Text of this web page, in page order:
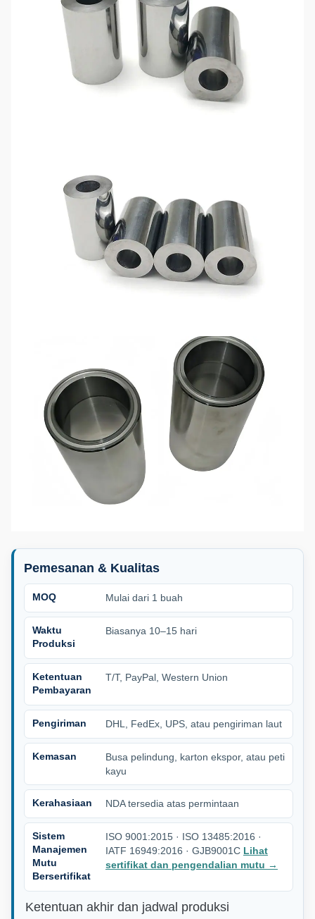
Pemesanan & Kualitas
MOQ Mulai dari 1 buah
Waktu
Produksi
Biasanya 10–15 hari
Ketentuan
Pembayaran
T/T, PayPal, Western Union
Pengiriman DHL, FedEx, UPS, atau pengiriman laut
Kemasan
Busa pelindung, karton ekspor, atau peti
kayu
Kerahasiaan NDA tersedia atas permintaan
Sistem
Manajemen
Mutu
Bersertifikat
ISO 9001:2015 · ISO 13485:2016 ·
IATF 16949:2016 · GJB9001C Lihat
sertifikat dan pengendalian mutu →
Ketentuan akhir dan jadwal produksi